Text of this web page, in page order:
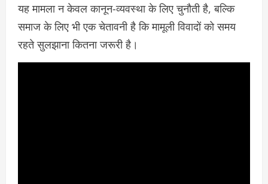
यह मामला न केवल कानून-व्यवस्था के लिए चुनौती है, बल्कि
समाज के लिए भी एक चेतावनी है कि मामूली विवादों को समय
रहते सुलझाना कितना जरूरी है।